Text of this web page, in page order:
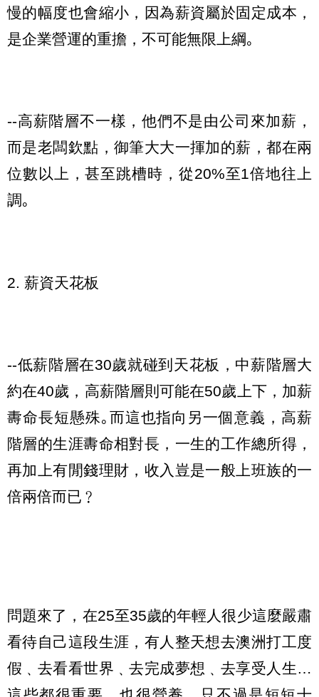
慢的幅度也會縮小，因為薪資屬於固定成本，
是企業營運的重擔，不可能無限上綱｡
--高薪階層不一樣，他們不是由公司來加薪，
而是老闆欽點，御筆大大一揮加的薪，都在兩
位數以上，甚至跳槽時，從20%至1倍地往上
調｡
2. 薪資天花板
--低薪階層在30歲就碰到天花板，中薪階層大
約在40歲，高薪階層則可能在50歲上下，加薪
夀命長短懸殊｡而這也指向另一個意義，高薪
階層的生涯夀命相對長，一生的工作總所得，
再加上有閒錢理財，收入豈是一般上班族的一
倍兩倍而已﹖
問題來了，在25至35歲的年輕人很少這麼嚴肅
看待自己這段生涯，有人整天想去澳洲打工度
假﹑去看看世界﹑去完成夢想﹑去享受人生…